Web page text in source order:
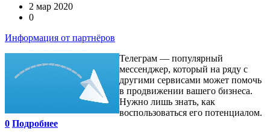
2 мар 2020
0
Информация от партнёров
Телеграм — популярный
мессенджер, который на ряду с
другими сервисами может помочь
в продвижении вашего бизнеса.
Нужно лишь знать, как
воспользоваться его потенциалом.
0 Подробнее